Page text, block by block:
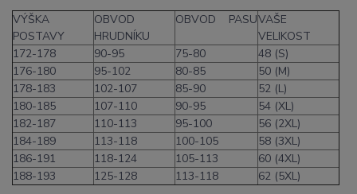
VÝŠKA
POSTAVY
OBVOD
HRUDNÍKU
OBVOD PASUVAŠE
VELIKOST
172-178
90-95 75-80
48 (S)
176-180
95-102 80-85
50 (M)
178-183
102-107 85-90
52 (L)
180-185
107-110 90-95
54 (XL)
182-187
110-113 95-100
56 (2XL)
184-189
113-118 100-105
58 (3XL)
186-191
118-124 105-113
60 (4XL)
188-193
125-128 113-118 62 (5XL)